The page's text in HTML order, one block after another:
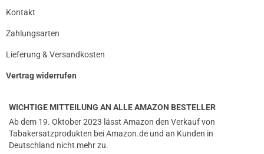
Kontakt
Zahlungsarten
Lieferung & Versandkosten
Vertrag widerrufen
WICHTIGE MITTEILUNG AN ALLE AMAZON BESTELLER
Ab dem 19. Oktober 2023 lässt Amazon den Verkauf von
Tabakersatzprodukten bei Amazon.de und an Kunden in
Deutschland nicht mehr zu.